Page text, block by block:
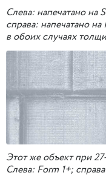
Слева: напечатано на
справа: напечатано
в обоих случаях
Этот же объект при
Слева: Form 1+;